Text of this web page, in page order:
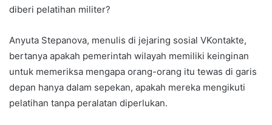
diberi pelatihan militer?
Anyuta Stepanova, menulis di jejaring sosial VKontakte,
bertanya apakah pemerintah wilayah memiliki keinginan
untuk memeriksa mengapa orang-orang itu tewas di garis
depan hanya dalam sepekan, apakah mereka mengikuti
pelatihan tanpa peralatan diperlukan.